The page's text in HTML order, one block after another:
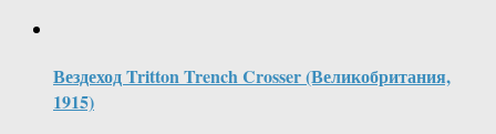
Вездеход Tritton Trench Crosser (Великобритания,
1915)